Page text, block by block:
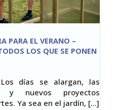
PARA EL VERANO –
LOS QUE SE PONEN
días se alargan, las
y nuevos proyectos
Ya sea en el jardín, [...]